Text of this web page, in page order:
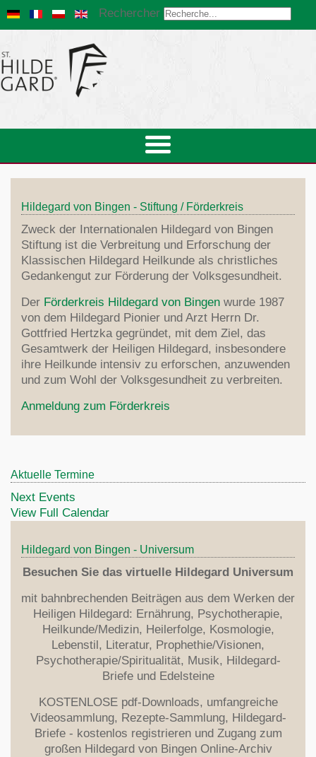
Rechercher
Hildegard von Bingen - Stiftung / Förderkreis
Zweck der Internationalen Hildegard von Bingen
Stiftung ist die Verbreitung und Erforschung der
Klassischen Hildegard Heilkunde als christliches
Gedankengut zur Förderung der Volksgesundheit.
Der Förderkreis Hildegard von Bingen wurde 1987
von dem Hildegard Pionier und Arzt Herrn Dr.
Gottfried Hertzka gegründet, mit dem Ziel, das
Gesamtwerk der Heiligen Hildegard, insbesondere
ihre Heilkunde intensiv zu erforschen, anzuwenden
und zum Wohl der Volksgesundheit zu verbreiten.
Anmeldung zum Förderkreis
Aktuelle Termine
Next Events
View Full Calendar
Hildegard von Bingen - Universum
Besuchen Sie das virtuelle Hildegard Universum
mit bahnbrechenden Beiträgen aus dem Werken der
Heiligen Hildegard: Ernährung, Psychotherapie,
Heilkunde/Medizin, Heilerfolge, Kosmologie,
Lebenstil, Literatur, Prophethie/Visionen,
Psychotherapie/Spiritualität, Musik, Hildegard-
Briefe und Edelsteine
KOSTENLOSE pdf-Downloads, umfangreiche
Videosammlung, Rezepte-Sammlung, Hildegard-
Briefe - kostenlos registrieren und Zugang zum
großen Hildegard von Bingen Online-Archiv